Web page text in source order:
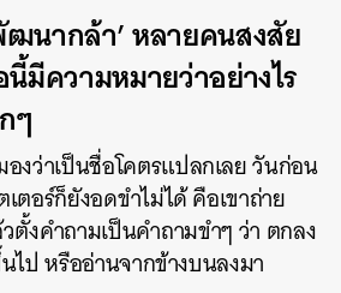
นากล้า’ หลายคนสงสัย
มีความหมายว่าอย่างไร
ๆ
งว่าเป็นชื่อโคตรแปลกเลย วันก่อน
ตอร์ก็ยังอดขำไม่ได้ คือเขาถ่าย
งคำถามเป็นคำถามขำๆ ว่า ตกลง
ไป หรืออ่านจากข้างบนลงมา